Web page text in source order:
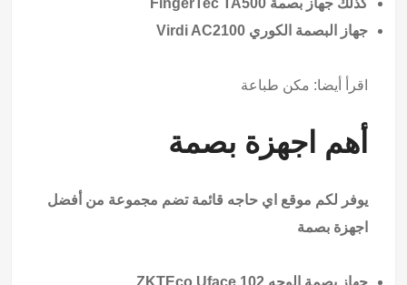
جهاز البصمة الكوري Virdi AC2100
اقرأ أيضا: مكن طباعة
أهم اجهزة بصمة
يوفر لكم موقع اي حاجه قائمة تضم مجموعة من أفضل
اجهزة بصمة
جهاز بصمة الوجه ZKTEco Uface 102